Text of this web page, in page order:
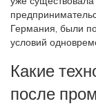
Германия, были
условий
Какие
после